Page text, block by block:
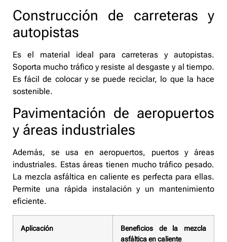
Construcción de carreteras y
autopistas
Es el material ideal para carreteras y autopistas.
Soporta mucho tráfico y resiste al desgaste y al tiempo.
Es fácil de colocar y se puede reciclar, lo que la hace
sostenible.
Pavimentación de aeropuertos
y áreas industriales
Además, se usa en aeropuertos, puertos y áreas
industriales. Estas áreas tienen mucho tráfico pesado.
La mezcla asfáltica en caliente es perfecta para ellas.
Permite una rápida instalación y un mantenimiento
eficiente.
Aplicación
Beneficios de la mezcla
asfáltica en caliente